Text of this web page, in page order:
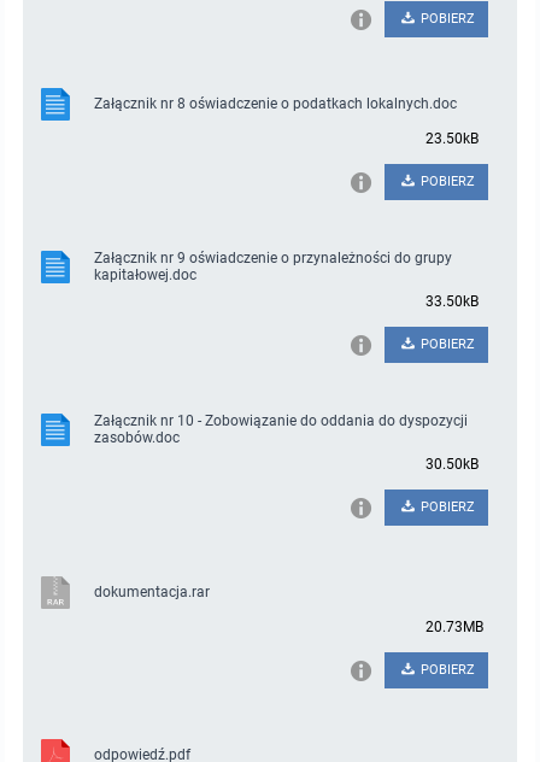
POBIERZ
Załącznik nr 8 oświadczenie o podatkach lokalnych.doc
23.50kB
POBIERZ
Załącznik nr 9 oświadczenie o przynależności do grupy
kapitałowej.doc
33.50kB
POBIERZ
Załącznik nr 10 - Zobowiązanie do oddania do dyspozycji
zasobów.doc
30.50kB
POBIERZ
dokumentacja.rar
20.73MB
POBIERZ
odpowiedź.pdf